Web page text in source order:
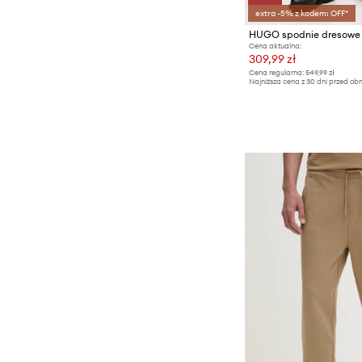
extra -5% z kodem: OFF*
Cena aktualna:
309,99 zł
Cena regularna: 549,99 zł
Najniższa cena z 30 dni przed